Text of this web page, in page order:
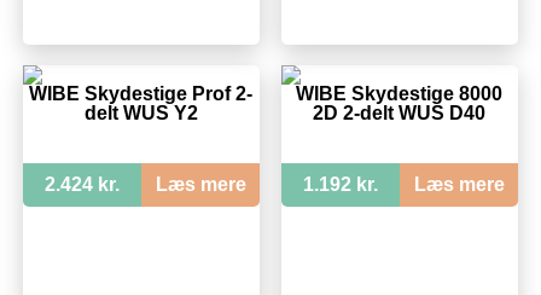
WIBE Skydestige Prof 2-
delt WUS Y2
2.424 kr. Læs mere
WIBE Skydestige 8000
2D 2-delt WUS D40
1.192 kr. Læs mere